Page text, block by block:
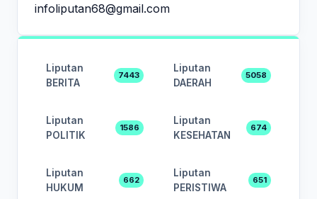
infoliputan68@gmail.com
Liputan
BERITA
7443
Liputan
DAERAH
5058
Liputan
POLITIK
1586
Liputan
KESEHATAN
674
Liputan
HUKUM
662
Liputan
PERISTIWA
651